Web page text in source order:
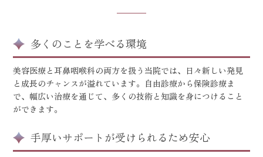
多くのことを学べる環境
美容医療と耳鼻咽喉科の両方を扱う当院では、日々新しい発見
と成長のチャンスが溢れています。自由診療から保険診療ま
で、幅広い治療を通じて、多くの技術と知識を身につけること
ができます。
手厚いサポートが受けられるため安心